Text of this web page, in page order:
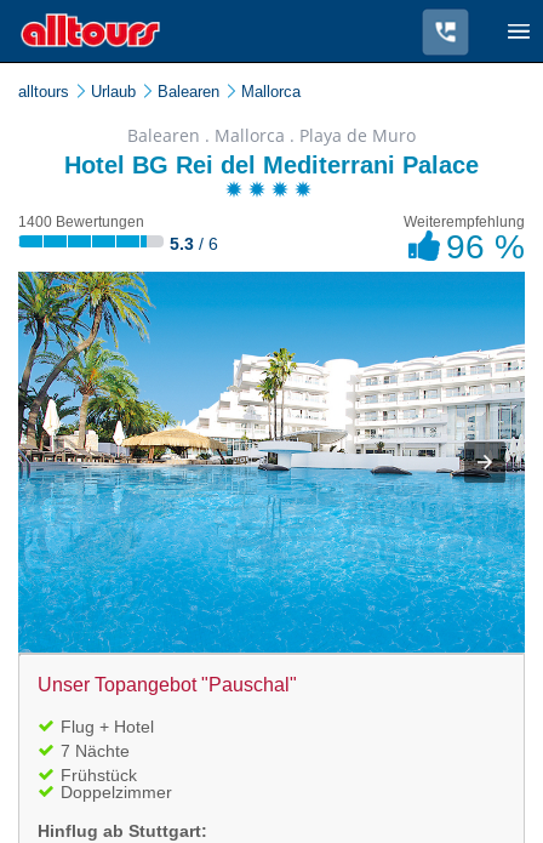
alltours Urlaub Balearen Mallorca
Balearen . Mallorca . Playa de Muro
Hotel BG Rei del Mediterrani Palace
1400 Bewertungen
5.3 / 6
Weiterempfehlung
96 %
Unser Topangebot "Pauschal"
Flug + Hotel
7 Nächte
Frühstück
Doppelzimmer
Hinflug ab Stuttgart: